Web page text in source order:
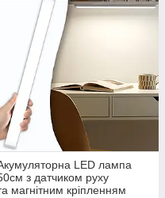
LED лампа
з датчиком руху
магнітним кріпленням